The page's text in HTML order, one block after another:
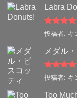
Labra
5段階中5
投稿者: キ
メダル
5段階中5
投稿者: キ
Too